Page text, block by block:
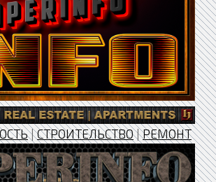
|СТРОИТЕЛЬСТВО|РЕМОНТ